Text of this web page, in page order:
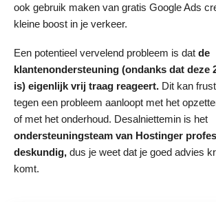
ook gebruik maken van gratis Google Ads
kleine boost in je verkeer.
Een potentieel vervelend probleem is dat de
klantenondersteuning (ondanks dat deze
is) eigenlijk vrij traag reageert. Dit kan
tegen een probleem aanloopt met het
of met het onderhoud. Desalniettemin is het
ondersteuningsteam van Hostinger
deskundig, dus je weet dat je goed advies
komt.